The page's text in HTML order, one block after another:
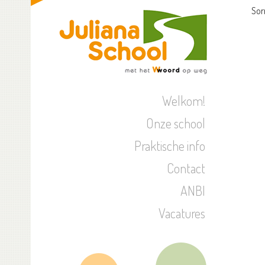
Welkom!
Onze school
Praktische info
Contact
ANBI
Vacatures